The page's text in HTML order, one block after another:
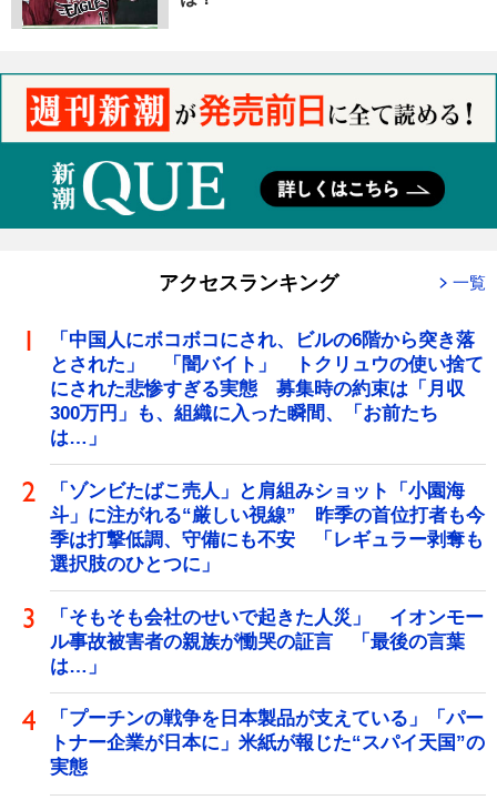
アクセスランキング 一覧
「中国人にボコボコにされ、ビルの6階から突き落
とされた」 「闇バイト」 トクリュウの使い捨て
にされた悲惨すぎる実態 募集時の約束は「月収
300万円」も、組織に入った瞬間、「お前たち
は…」
「ゾンビたばこ売人」と肩組みショット「小園海
斗」に注がれる“厳しい視線” 昨季の首位打者も今
季は打撃低調、守備にも不安 「レギュラー剥奪も
選択肢のひとつに」
「そもそも会社のせいで起きた人災」 イオンモー
ル事故被害者の親族が慟哭の証言 「最後の言葉
は…」
「プーチンの戦争を日本製品が支えている」「パー
トナー企業が日本に」米紙が報じた“スパイ天国”の
実態